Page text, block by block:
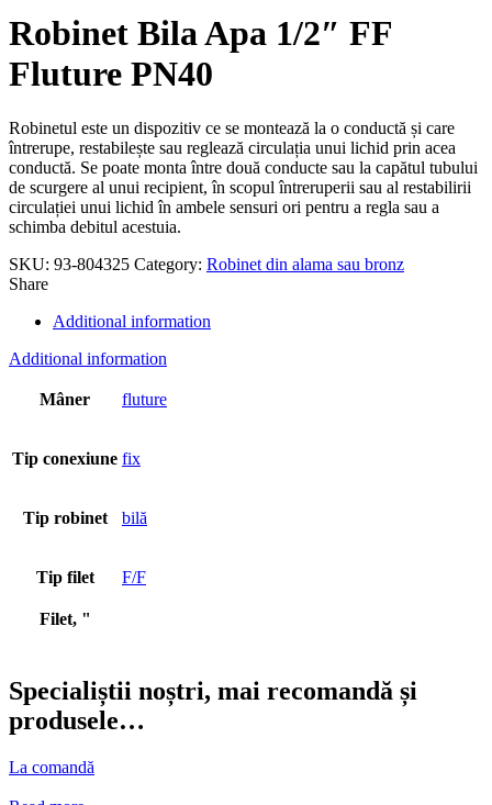
Robinet Bila Apa 1/2″ FF
Fluture PN40
Robinetul este un dispozitiv ce se montează la o conductă și care
întrerupe, restabilește sau reglează circulația unui lichid prin acea
conductă. Se poate monta între două conducte sau la capătul tubului
de scurgere al unui recipient, în scopul întreruperii sau al restabilirii
circulației unui lichid în ambele sensuri ori pentru a regla sau a
schimba debitul acestuia.
SKU: 93-804325 Category: Robinet din alama sau bronz
Share
Additional information
Additional information
Mâner fluture
Tip conexiune fix
Tip robinet bilă
Tip filet F/F
Filet, "
Specialiștii noștri, mai recomandă și
produsele…
La comandă